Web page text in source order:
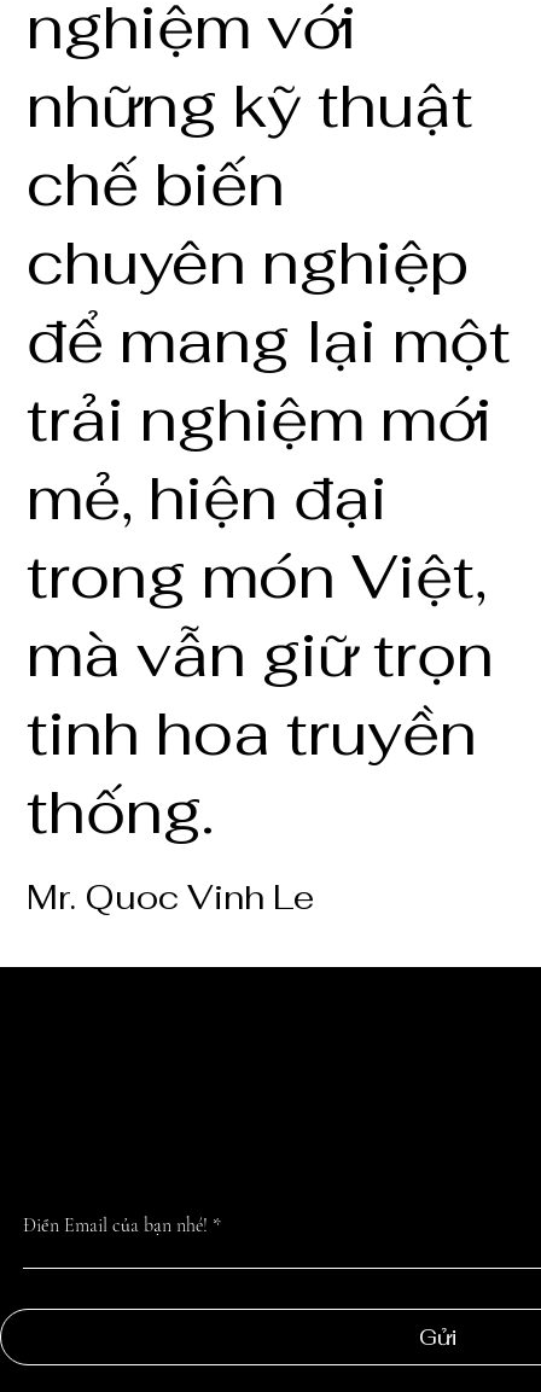
nghiệm với
những kỹ thuật
chế biến
chuyên nghiệp
để mang lại một
trải nghiệm mới
mẻ, hiện đại
trong món Việt,
mà vẫn giữ trọn
tinh hoa truyền
thống.
Mr. Quoc Vinh Le
Điền Email của bạn nhé!
Gửi